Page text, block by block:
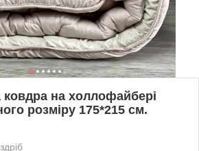
на холлофайбері
розміру 175*215 см.